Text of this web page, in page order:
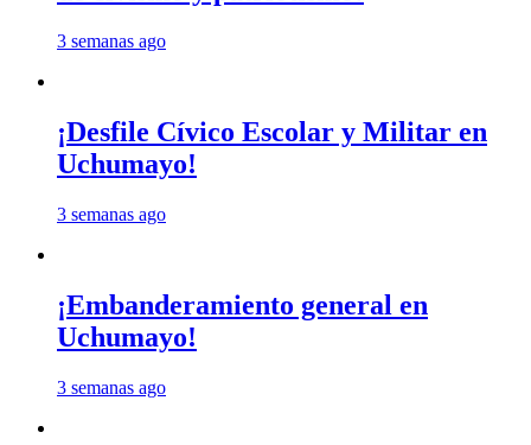
3 semanas ago
¡Desfile Cívico Escolar y Militar en
Uchumayo!
3 semanas ago
¡Embanderamiento general en
Uchumayo!
3 semanas ago